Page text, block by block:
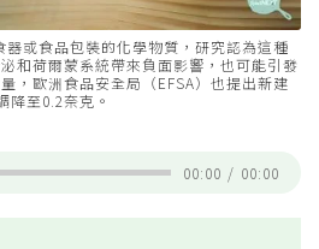
器或食品包裝的化學物質，研究認為這種
和荷爾蒙系統帶來負面影響，也可能引發
，歐洲食品安全局（EFSA）也提出新建
降至0.2奈克。
00:00 / 00:00